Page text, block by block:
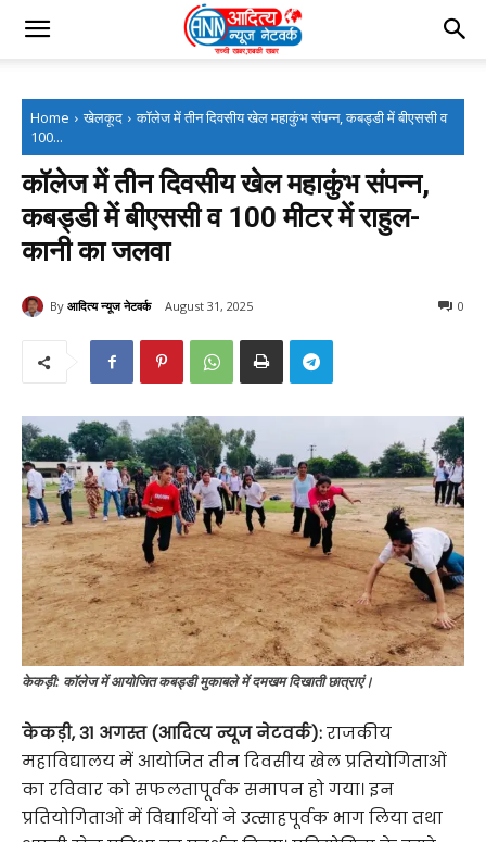
Home खेलकूद
कॉलेज में तीन दिवसीय खेल महाकुंभ संपन्न, कबड्डी में बीएससी व
100...
कॉलेज में तीन दिवसीय खेल महाकुंभ संपन्न,
कबड्डी में बीएससी व 100 मीटर में राहुल-
कानी का जलवा
By आदित्य न्यूज नेटवर्क August 31, 2025 0
केकड़ी: कॉलेज में आयोजित कबड्डी मुकाबले में दमखम दिखाती छात्राएं।
केकड़ी,31 अगस्त (आदित्य न्यूज नेटवर्क):राजकीय
महाविद्यालय में आयोजित तीन दिवसीय खेल प्रतियोगिताओं
का रविवार को सफलतापूर्वक समापन हो गया। इन
प्रतियोगिताओं में विद्यार्थियों ने उत्साहपूर्वक भाग लिया तथा